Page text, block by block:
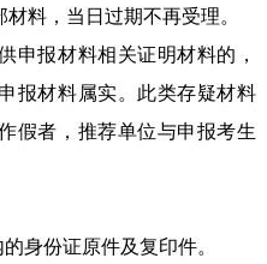
料，当日过期不再受理。
报材料相关证明材料的，
报材料属实。此类存疑材料
假者，推荐单位与申报考生
身份证原件及复印件。